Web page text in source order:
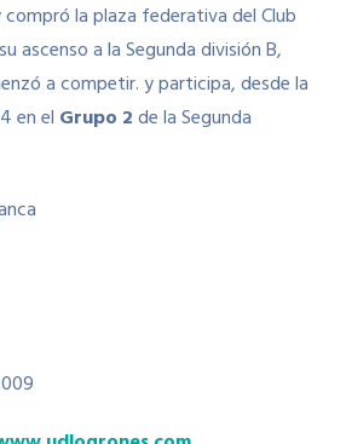
la plaza federativa del Club
ascenso a la Segunda división B,
a competir. y participa, desde la
en el Grupo 2de la Segunda